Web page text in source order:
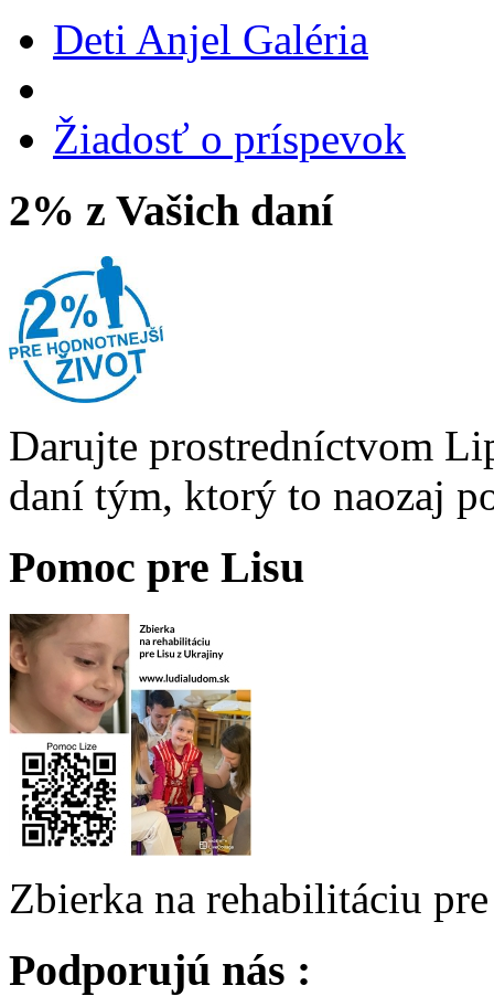
Deti Anjel Galéria
Žiadosť o príspevok
2% z Vašich daní
Darujte prostredníctvom
daní tým, ktorý to naozaj
Pomoc pre Lisu
Zbierka na rehabilitáciu
Podporujú nás :